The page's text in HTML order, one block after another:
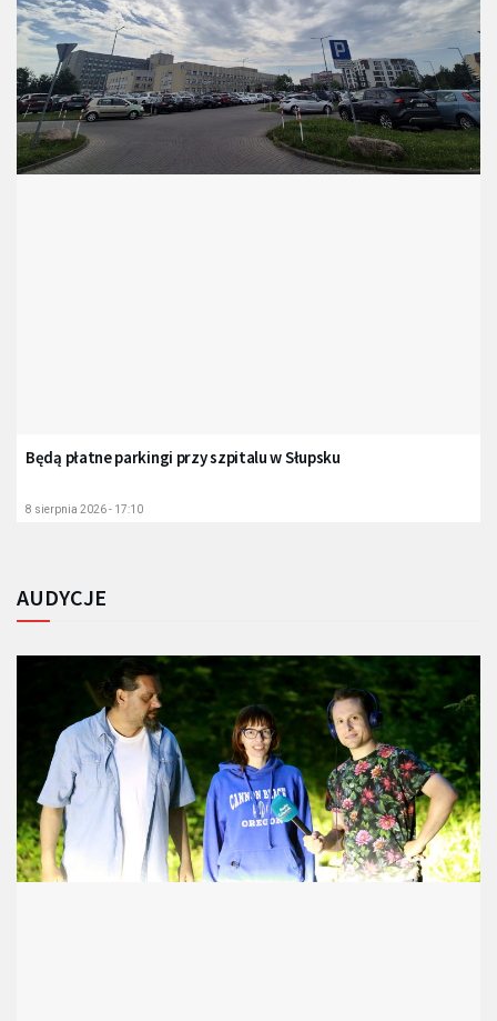
Będą płatne parkingi przy szpitalu w Słupsku
8 sierpnia 2026 - 17:10
AUDYCJE